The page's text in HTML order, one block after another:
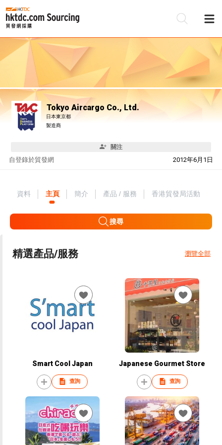
Tokyo Aircargo Co., Ltd.
日本東京都
製造商
關注
自 2012年6月1日
登錄於貿發網
資料 主頁 簡介 產品 / 服務 香港貿發局活動
搜尋
精選產品/服務 瀏覽全部
Smart Cool Japan
查詢
Japanese Gourmet Store
查詢